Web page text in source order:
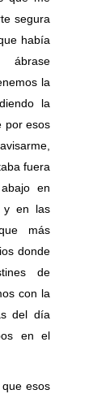
segura
había
ábrase
la
la
por esos
fuera
en
y en las
más
donde
de
con la
del día
en el
esos